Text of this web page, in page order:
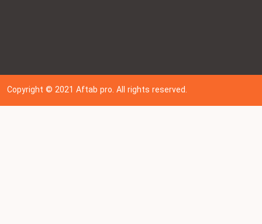
Copyright © 202 1Aftab pro. All rights reserved.